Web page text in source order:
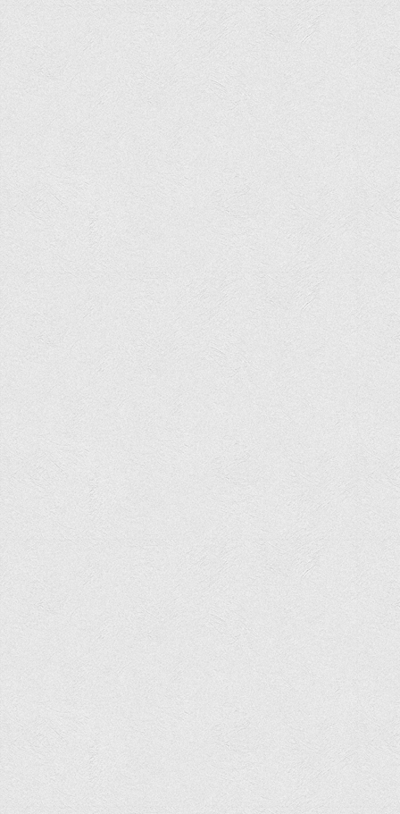
Наші досягнення
Літературна сторінка
Структура університету
Адміністрація університету
Університет в рейтингах ЗВО України
Офіційний сайт університету
Фотогалерея